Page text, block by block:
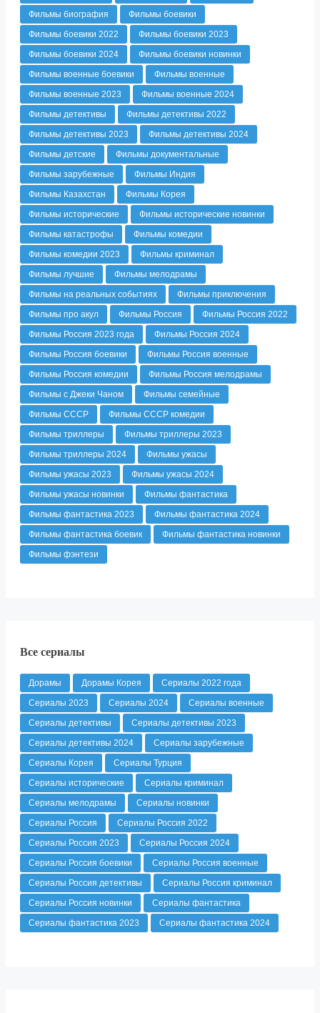
Фильмы биография
Фильмы боевики
Фильмы боевики 2022
Фильмы боевики 2023
Фильмы боевики 2024
Фильмы боевики новинки
Фильмы военные боевики
Фильмы военные
Фильмы военные 2023
Фильмы военные 2024
Фильмы детективы
Фильмы детективы 2022
Фильмы детективы 2023
Фильмы детективы 2024
Фильмы детские
Фильмы документальные
Фильмы зарубежные
Фильмы Индия
Фильмы Казахстан
Фильмы Корея
Фильмы исторические
Фильмы исторические новинки
Фильмы катастрофы
Фильмы комедии
Фильмы комедии 2023
Фильмы криминал
Фильмы лучшие
Фильмы мелодрамы
Фильмы на реальных событиях
Фильмы приключения
Фильмы про акул
Фильмы Россия
Фильмы Россия 2022
Фильмы Россия 2023 года
Фильмы Россия 2024
Фильмы Россия боевики
Фильмы Россия военные
Фильмы Россия комедии
Фильмы Россия мелодрамы
Фильмы с Джеки Чаном
Фильмы семейные
Фильмы СССР
Фильмы СССР комедии
Фильмы триллеры
Фильмы триллеры 2023
Фильмы триллеры 2024
Фильмы ужасы
Фильмы ужасы 2023
Фильмы ужасы 2024
Фильмы ужасы новинки
Фильмы фантастика
Фильмы фантастика 2023
Фильмы фантастика 2024
Фильмы фантастика боевик
Фильмы фантастика новинки
Фильмы фэнтези
Все сериалы
Дорамы Дорамы Корея
Сериалы 2022 года
Сериалы 2023
Сериалы 2024
Сериалы военные
Сериалы детективы
Сериалы детективы 2023
Сериалы детективы 2024
Сериалы зарубежные
Сериалы Корея
Сериалы Турция
Сериалы исторические
Сериалы криминал
Сериалы мелодрамы
Сериалы новинки
Сериалы Россия
Сериалы Россия 2022
Сериалы Россия 2023
Сериалы Россия 2024
Сериалы Россия боевики
Сериалы Россия военные
Сериалы Россия детективы
Сериалы Россия криминал
Сериалы Россия новинки
Сериалы фантастика
Сериалы фантастика 2023
Сериалы фантастика 2024